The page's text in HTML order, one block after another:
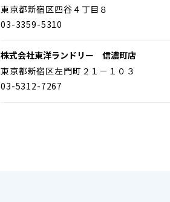
東京都新宿区四谷４丁目８
03-3359-5310
株式会社東洋ランドリー 信濃町店
東京都新宿区左門町２１－１０３
03-5312-7267